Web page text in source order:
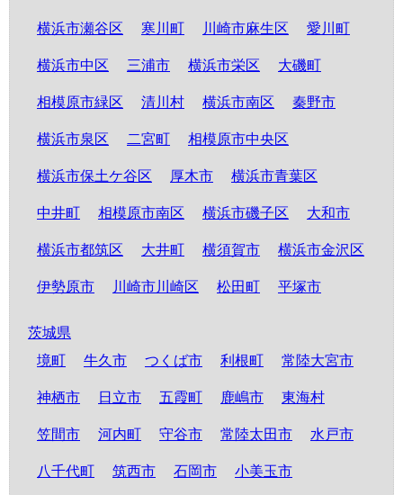
横浜市瀬谷区 寒川町 川崎市麻生区 愛川町
横浜市中区 三浦市 横浜市栄区 大磯町
相模原市緑区 清川村 横浜市南区 秦野市
横浜市泉区 二宮町 相模原市中央区
横浜市保土ケ谷区 厚木市 横浜市青葉区
中井町 相模原市南区 横浜市磯子区 大和市
横浜市都筑区 大井町 横須賀市 横浜市金沢区
伊勢原市 川崎市川崎区 松田町 平塚市
茨城県
境町
牛久市 つくば市 利根町 常陸大宮市
神栖市 日立市 五霞町 鹿嶋市 東海村
笠間市 河内町 守谷市 常陸太田市 水戸市
八千代町 筑西市 石岡市 小美玉市